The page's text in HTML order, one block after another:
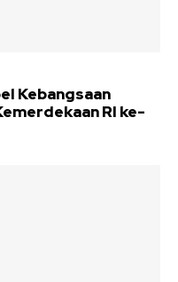
Kebangsaan
RI ke-